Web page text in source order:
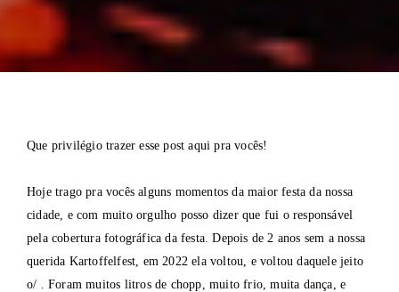
Que privilégio trazer esse post aqui pra vocês!
Hoje trago pra vocês alguns momentos da maior festa da nossa
cidade, e com muito orgulho posso dizer que fui o responsável
pela cobertura fotográfica da festa. Depois de 2 anos sem a nossa
querida Kartoffelfest, em 2022 ela voltou, e voltou daquele jeito
o/ . Foram muitos litros de chopp, muito frio, muita dança, e